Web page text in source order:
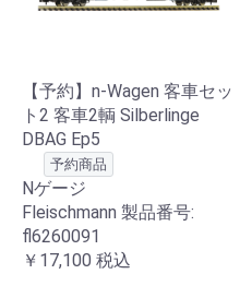
【予約】n-Wagen 客車セッ
ト2 客車2輌 Silberlinge
DBAG Ep5
予約商品
Nゲージ
Fleischmann 製品番号:
fl6260091
￥17,100 税込